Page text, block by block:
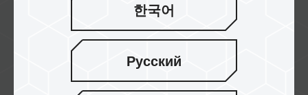
Hepsiburada
한국어
Русский